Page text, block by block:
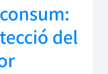
del